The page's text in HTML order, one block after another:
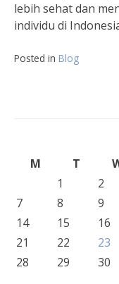
lebih sehat dan
individu di
Posted in Blog
M
T
1
2
7
8 9
14
15 16
21
22 23
28
29 30